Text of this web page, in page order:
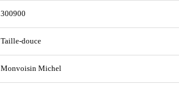
300900
Taille-douce
Monvoisin Michel